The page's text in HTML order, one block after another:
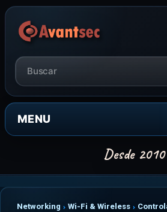
MENU
Networking Wi-Fi & Wireless